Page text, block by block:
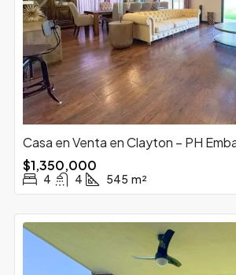
Casa en Venta en Clayton – PH
$1,350,000
4 4 545 m²